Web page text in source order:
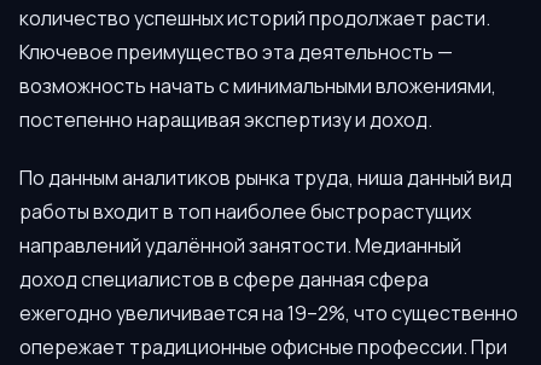
количество успешных историй продолжает расти.
Ключевое преимущество эта деятельность —
возможность начать с минимальными вложениями,
постепенно наращивая экспертизу и доход.
По данным аналитиков рынка труда, ниша данный вид
работы входит в топ наиболее быстрорастущих
направлений удалённой занятости. Медианный
доход специалистов в сфере данная сфера
ежегодно увеличивается на 19–2%, что существенно
опережает традиционные офисные профессии. При